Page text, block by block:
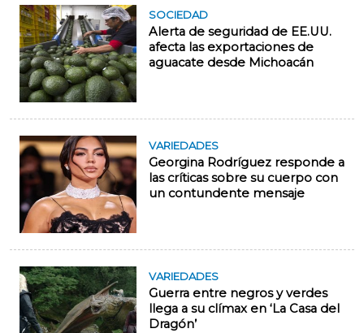
SOCIEDAD
Alerta de seguridad de EE.UU.
afecta las exportaciones de
aguacate desde Michoacán
VARIEDADES
Georgina Rodríguez responde a
las críticas sobre su cuerpo con
un contundente mensaje
VARIEDADES
Guerra entre negros y verdes
llega a su clímax en ‘La Casa del
Dragón’